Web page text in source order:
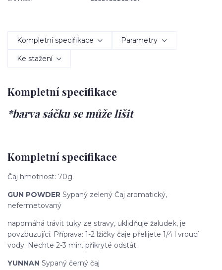
Kompletní specifikace Parametry
Ke stažení
Kompletní specifikace
*barva sáčku se může lišit
Kompletní specifikace
Čaj hmotnost: 70g.
GUN POWDER Sypaný zelený Čaj aromatický,
nefermetovaný
napomáhá trávit tuky ze stravy, uklidňuje žaludek, je
povzbuzující. Příprava: 1-2 lžičky čaje přelijete 1/4 l vroucí
vody. Nechte 2-3 min. přikryté odstát.
YUNNAN Sypaný černý čaj